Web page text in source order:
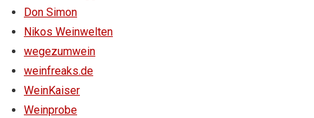
Don Simon
Nikos Weinwelten
wegezumwein
weinfreaks.de
WeinKaiser
Weinprobe